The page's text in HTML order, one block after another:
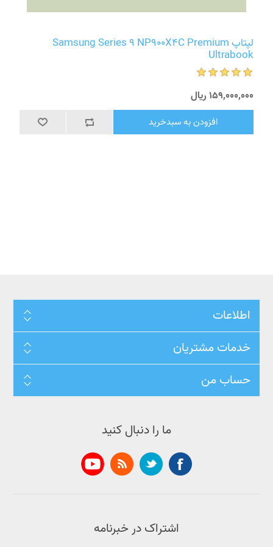
لپتاپ Samsung Series 9 NP900X4C Premium
Ultrabook
159٬000٬000 ریال
افزودن به سبدخرید
اطلاعات
خدمات مشتریان
حساب من
ما را دنبال کنید
اشتراک در خبرنامه